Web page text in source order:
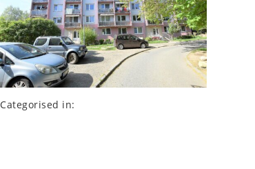
Categorised in: